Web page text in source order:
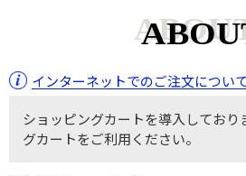
インターネットでのご注文につい
ショッピングカートを導入しており
グカートをご利用ください。